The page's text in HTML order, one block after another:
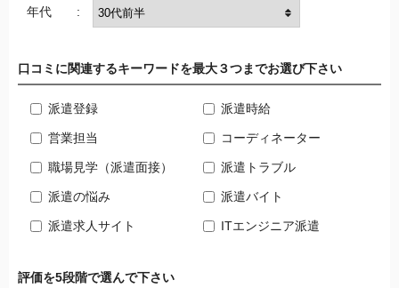
年代 :
口コミに関連するキーワードを最大３つまでお選び下さい
派遣登録 派遣時給
営業担当 コーディネーター
職場見学（派遣面接） 派遣トラブル
派遣の悩み 派遣バイト
派遣求人サイト ITエンジニア派遣
評価を5段階で選んで下さい